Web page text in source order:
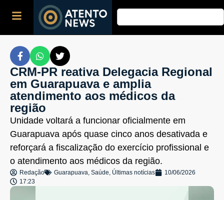
CRM-PR reativa Delegacia Regional
em Guarapuava e amplia
atendimento aos médicos da
região
Unidade voltará a funcionar oficialmente em
Guarapuava após quase cinco anos desativada e
reforçará a fiscalização do exercício profissional e
o atendimento aos médicos da região.
Redação Guarapuava, Saúde, Últimas notícias
10/06/2026
17:23